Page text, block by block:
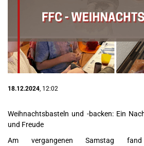
18.12.2024, 12:02
Weihnachtsbasteln und -backen: Ein
und Freude
Am vergangenen Samstag